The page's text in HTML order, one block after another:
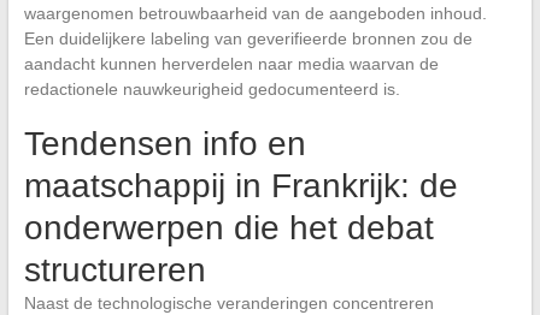
waargenomen betrouwbaarheid van de aangeboden inhoud.
Een duidelijkere labeling van geverifieerde bronnen zou de
aandacht kunnen herverdelen naar media waarvan de
redactionele nauwkeurigheid gedocumenteerd is.
Tendensen info en
maatschappij in Frankrijk: de
onderwerpen die het debat
structureren
Naast de technologische veranderingen concentreren